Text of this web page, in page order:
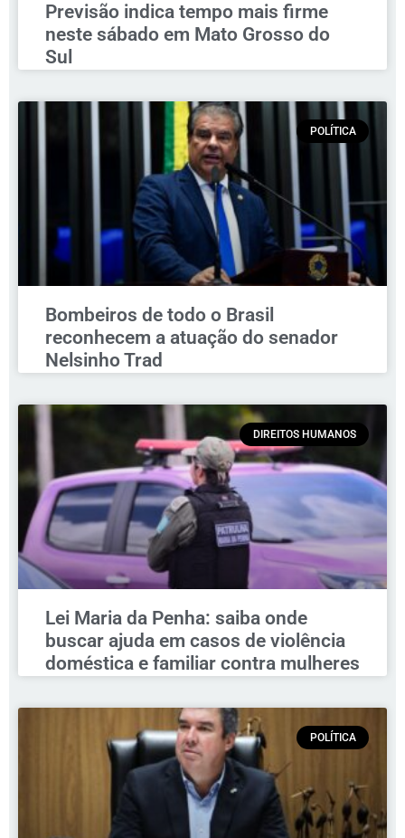
Previsão indica tempo mais firme
neste sábado em Mato Grosso do
Sul
POLÍTICA
Bombeiros de todo o Brasil
reconhecem a atuação do senador
Nelsinho Trad
DIREITOS HUMANOS
Lei Maria da Penha: saiba onde
buscar ajuda em casos de violência
doméstica e familiar contra mulheres
POLÍTICA